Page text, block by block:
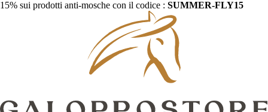
15% sui prodotti anti-mosche con il codice : SUMMER-FLY15